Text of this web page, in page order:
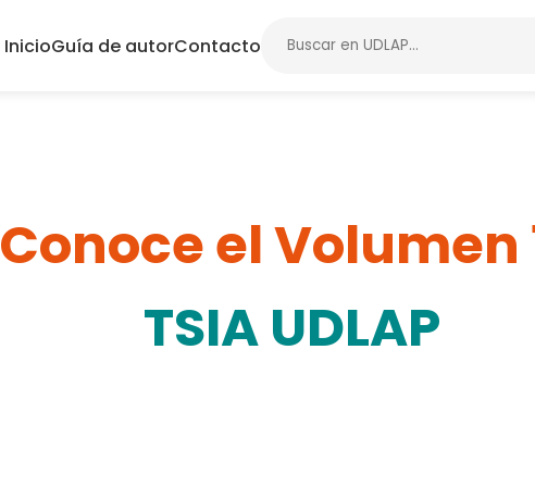
InicioGuía de autorContacto
Conoce el Volumen
TSIA UDLAP